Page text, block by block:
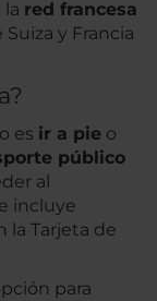
la red francesa
y Francia
es ir a pie o
público
al
incluye
la Tarjeta de
para